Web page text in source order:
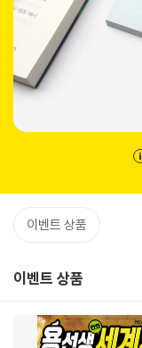
이벤트 상품
이벤트 상품